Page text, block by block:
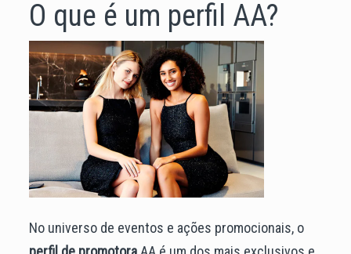
O que é um perfil AA?
No universo de eventos e ações promocionais, o